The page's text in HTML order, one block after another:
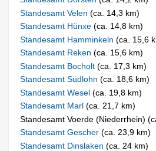
Standesamt Velen(ca. 14,3 km)
Standesamt Hünxe(ca. 14,8 km)
Standesamt Hamminkeln(ca. 15,6
Standesamt Reken(ca. 15,6 km)
Standesamt Bocholt(ca. 17,3 km)
Standesamt Südlohn(ca. 18,6 km)
Standesamt Wesel(ca. 19,8 km)
Standesamt Marl(ca. 21,7 km)
Standesamt Voerde (Niederrhein)
Standesamt Gescher(ca. 23,9 km)
Standesamt Dinslaken(ca. 24 km)